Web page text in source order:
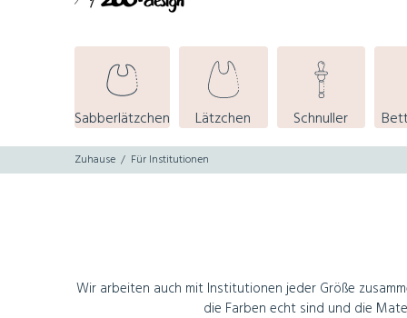
Sabberlätzchen Lätzchen Schnuller
Zuhause Für Institutionen
Wir arbeiten auch mit Institutionen jeder Größe
die Farben echt sind und die